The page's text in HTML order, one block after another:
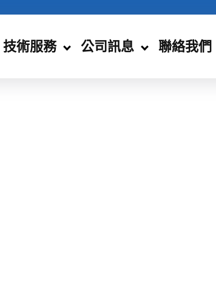
技術服務 公司訊息 聯絡我們